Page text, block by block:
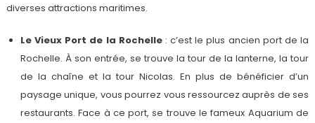
diverses attractions maritimes.
Le Vieux Port de la Rochelle: c’est le plus ancien port de la
Rochelle. À son entrée, se trouve la tour de la lanterne, la tour
de la chaîne et la tour Nicolas. En plus de bénéficier d’un
paysage unique, vous pourrez vous ressourcez auprès de ses
restaurants. Face à ce port, se trouve le fameux Aquarium de